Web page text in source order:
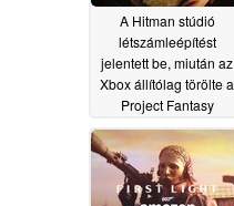
A Hitman stúdió
létszámleépítést
jelentett be, miután az
Xbox állítólag törölte a
Project Fantasy
projektet a 007: First
Light sikere ellenére
07/04/2026